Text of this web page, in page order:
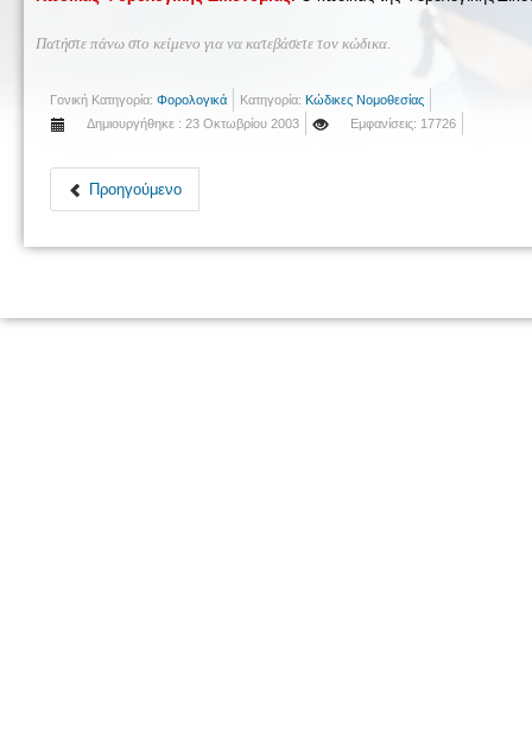
Πατήστε πάνω στο κείμενο για να κατεβάσετε τον κώδικα.
Γονική Κατηγορία: Φορολογικά Κατηγορία: Κώδικες Νομοθεσίας
Δημιουργήθηκε : 23 Οκτωβρίου 2003
Εμφανίσεις: 17726
Προηγούμενο